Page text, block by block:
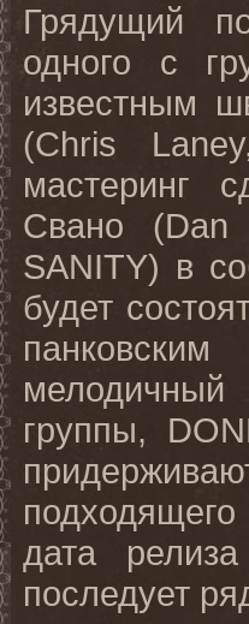
Грядущий
одного с
известным
(Chris Laney
мастеринг
Свано (Dan
SANITY) в
будет
группы,
дата
последует